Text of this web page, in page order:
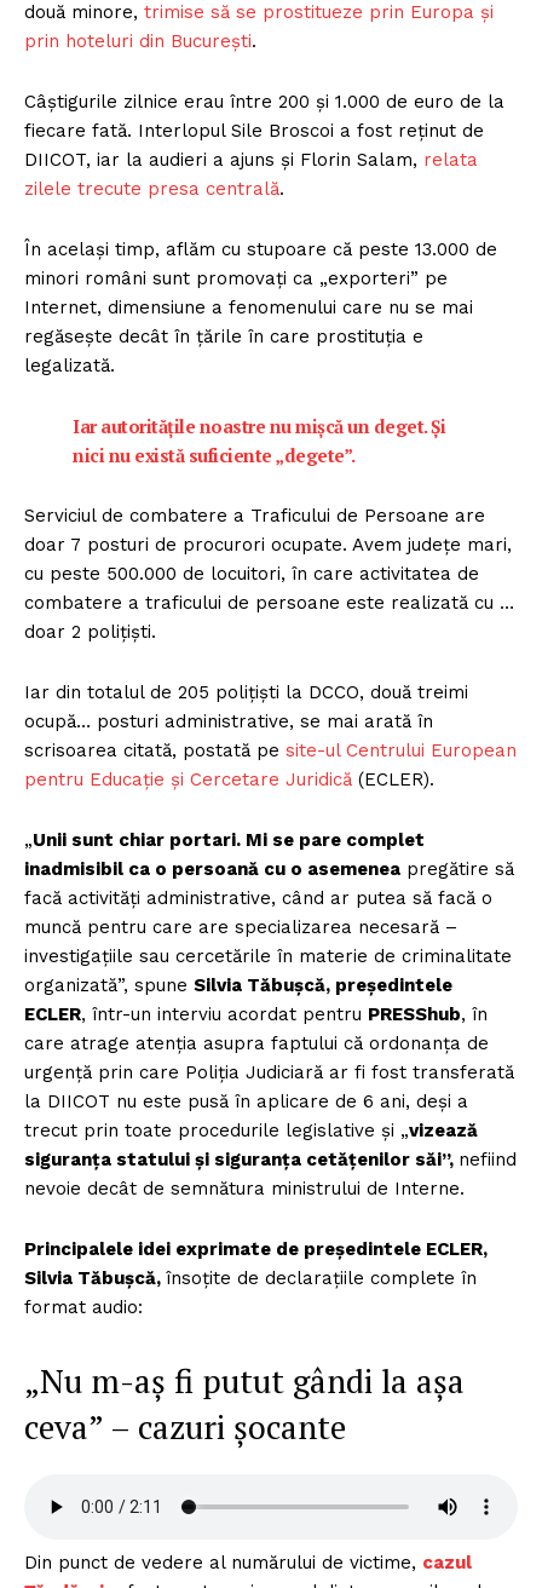
două minore, trimise să se prostitueze prin Europa și
prin hoteluri din București.
Câștigurile zilnice erau între 200 şi 1.000 de euro de la
fiecare fată. Interlopul Sile Broscoi a fost reținut de
DIICOT, iar la audieri a ajuns şi Florin Salam, relata
zilele trecute presa centrală.
În același timp, aflăm cu stupoare că peste 13.000 de
minori români sunt promovați ca „exporteri” pe
Internet, dimensiune a fenomenului care nu se mai
regăsește decât în țările în care prostituția e
legalizată.
Iar autoritățile noastre nu mișcă un deget. Și
nici nu există suficiente „degete”.
Serviciul de combatere a Traficului de Persoane are
doar 7 posturi de procurori ocupate. Avem județe mari,
cu peste 500.000 de locuitori, în care activitatea de
combatere a traficului de persoane este realizată cu …
doar 2 polițiști.
Iar din totalul de 205 polițiști la DCCO, două treimi
ocupă… posturi administrative, se mai arată în
scrisoarea citată, postată pe site-ul Centrului European
pentru Educație și Cercetare Juridică (ECLER).
„Unii sunt chiar portari. Mi se pare complet
inadmisibil ca o persoană cu o asemenea pregătire să
facă activități administrative, când ar putea să facă o
muncă pentru care are specializarea necesară –
investigațiile sau cercetările în materie de criminalitate
organizată”, spune Silvia Tăbușcă, președintele
ECLER, într-un interviu acordat pentru PRESShub, în
care atrage atenția asupra faptului că ordonanța de
urgență prin care Poliția Judiciară ar fi fost transferată
la DIICOT nu este pusă în aplicare de 6 ani, deși a
trecut prin toate procedurile legislative și „vizează
siguranța statului și siguranța cetățenilor săi”, nefiind
nevoie decât de semnătura ministrului de Interne.
Principalele idei exprimate de președintele ECLER,
Silvia Tăbușcă, însoțite de declarațiile complete în
format audio:
„Nu m-aș fi putut gândi la așa
ceva” – cazuri șocante
Din punct de vedere al numărului de victime, cazul